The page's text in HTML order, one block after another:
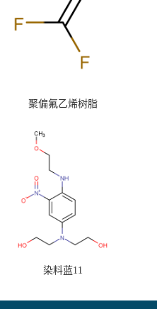
聚偏氟乙烯树脂
染料蓝11